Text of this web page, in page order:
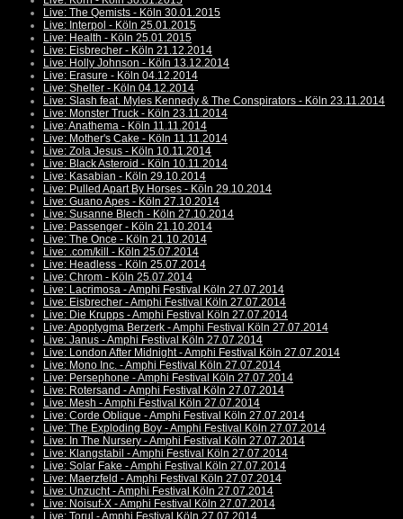
Live: The Qemists - Köln 30.01.2015
Live: Interpol - Köln 25.01.2015
Live: Health - Köln 25.01.2015
Live: Eisbrecher - Köln 21.12.2014
Live: Holly Johnson - Köln 13.12.2014
Live: Erasure - Köln 04.12.2014
Live: Shelter - Köln 04.12.2014
Live: Slash feat. Myles Kennedy & The Conspirators - Köln 23.11.2014
Live: Monster Truck - Köln 23.11.2014
Live: Anathema - Köln 11.11.2014
Live: Mother's Cake - Köln 11.11.2014
Live: Zola Jesus - Köln 10.11.2014
Live: Black Asteroid - Köln 10.11.2014
Live: Kasabian - Köln 29.10.2014
Live: Pulled Apart By Horses - Köln 29.10.2014
Live: Guano Apes - Köln 27.10.2014
Live: Susanne Blech - Köln 27.10.2014
Live: Passenger - Köln 21.10.2014
Live: The Once - Köln 21.10.2014
Live: .com/kill - Köln 25.07.2014
Live: Headless - Köln 25.07.2014
Live: Chrom - Köln 25.07.2014
Live: Lacrimosa - Amphi Festival Köln 27.07.2014
Live: Eisbrecher - Amphi Festival Köln 27.07.2014
Live: Die Krupps - Amphi Festival Köln 27.07.2014
Live: Apoptygma Berzerk - Amphi Festival Köln 27.07.2014
Live: Janus - Amphi Festival Köln 27.07.2014
Live: London After Midnight - Amphi Festival Köln 27.07.2014
Live: Mono Inc. - Amphi Festival Köln 27.07.2014
Live: Persephone - Amphi Festival Köln 27.07.2014
Live: Rotersand - Amphi Festival Köln 27.07.2014
Live: Mesh - Amphi Festival Köln 27.07.2014
Live: Corde Oblique - Amphi Festival Köln 27.07.2014
Live: The Exploding Boy - Amphi Festival Köln 27.07.2014
Live: In The Nursery - Amphi Festival Köln 27.07.2014
Live: Klangstabil - Amphi Festival Köln 27.07.2014
Live: Solar Fake - Amphi Festival Köln 27.07.2014
Live: Maerzfeld - Amphi Festival Köln 27.07.2014
Live: Unzucht - Amphi Festival Köln 27.07.2014
Live: Noisuf-X - Amphi Festival Köln 27.07.2014